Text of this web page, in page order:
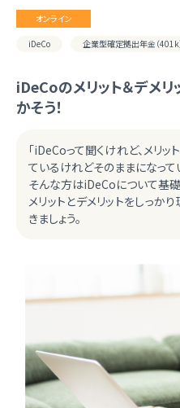
オンライン
iDeCo 企業型確定拠出年金（401k
iDeCoのメリット＆デメ
かそう！
「iDeCoって聞くけれど、メリ
ているけれどそのままになって
そんな方はiDeCoについて基礎
メリットとデメリットをしっか
きましょう。